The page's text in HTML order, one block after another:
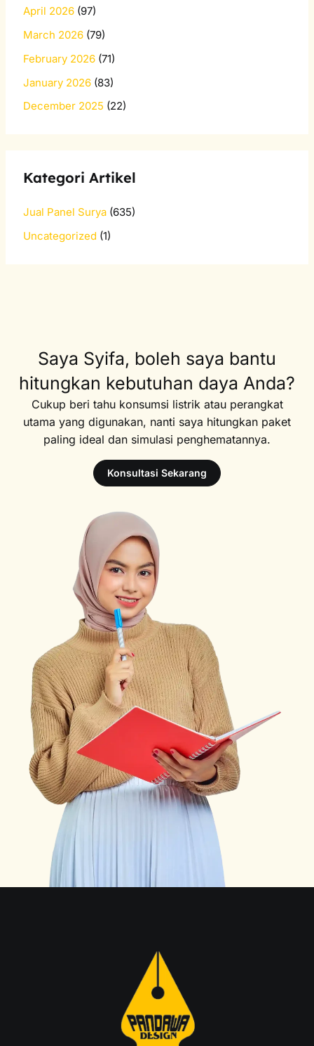
April 2026 (97)
March 2026 (79)
February 2026 (71)
January 2026 (83)
December 2025 (22)
Kategori Artikel
Jual Panel Surya (635)
Uncategorized (1)
Saya Syifa, boleh saya bantu
hitungkan kebutuhan daya Anda?
Cukup beri tahu konsumsi listrik atau perangkat
utama yang digunakan, nanti saya hitungkan paket
paling ideal dan simulasi penghematannya.
Konsultasi Sekarang